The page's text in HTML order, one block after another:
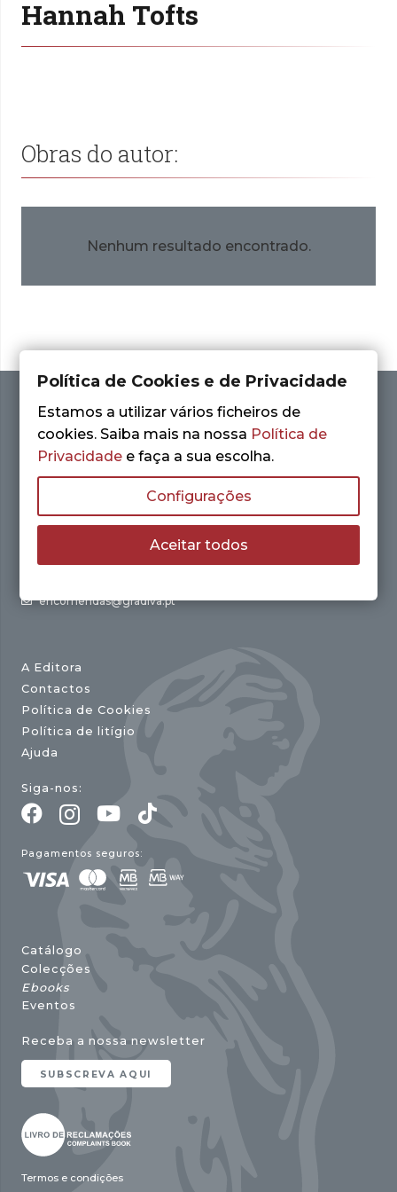
Hannah Tofts
Obras do autor:
Nenhum resultado encontrado.
Av. António Augusto de Aguiar, 21 – 4º Esq.
+(351) 912 254 151
encomendas@gradiva.pt
A Editora
Contactos
Política de Cookies
Política de litígio
Ajuda
Siga-nos:
Pagamentos seguros:
Catálogo
Colecções
Ebooks
Eventos
Receba a nossa newsletter
SUBSCREVA AQUI
Termos e condições
Política de Cookies e de Privacidade
Estamos a utilizar vários ficheiros de
cookies. Saiba mais na nossa Política de
Privacidade e faça a sua escolha.
Configurações
Aceitar todos